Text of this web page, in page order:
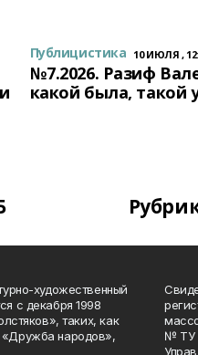
Публицистика 10 ИЮЛЯ ,
№7.2026. Разиф
какой была, такой
художественный
с декабря 1998
таких, как
народов»,
№ ТУ